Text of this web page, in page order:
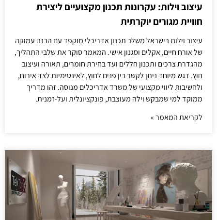
עיצוב וילות: עקרונות תכנון מקצועיים ליצירת
חוויית מגורים יוקרתית
עיצוב וילות בישראל משלב תכנון אדריכלי מוקפד עם הבנה עמוקה
של אורח חיים, אקלים וסגנון אישי. המאמר סוקר את שלבי התהליך,
מהגדרת צרכים ותכנון חללים ועד בחירת חומרים, תאורה ועיצוב
חוץ. דגש מיוחד ניתן לקשר בין פנים לחוץ, לאינטימיות לצד אירוח,
ולחשיבות ליווי מקצועי של משרד אדריכלים מנוסה. זהו מדריך
ממוקד למי שמבקש וילה מעוצבת, פונקציונלית ועל-זמנית.
לקריאת המאמר »